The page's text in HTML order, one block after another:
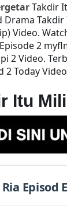
Takdir
Drama
Video.
2
2 Video.
2 Today
Itu
Episod